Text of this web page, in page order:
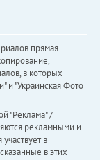
прямая
в которых
и "Украинская Фото
"Реклама" /
рекламными и
в
в этих